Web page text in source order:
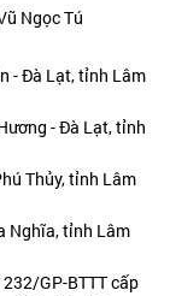
Ngọc Tú
- Đà Lạt, tỉnh Lâm
- Đà Lạt, tỉnh
Thủy, tỉnh Lâm
Nghĩa, tỉnh Lâm
GP-BTTT cấp